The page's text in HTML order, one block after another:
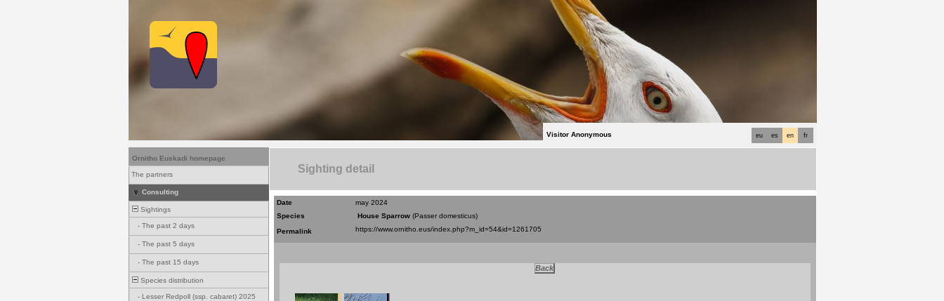
fr
en
es
eu
Visitor Anonymous
Ornitho Euskadi homepage
The partners
Consulting
Sightings
- The past 2 days
- The past 5 days
- The past 15 days
Species distribution
- Lesser Redpoll (ssp. cabaret) 2025
Sighting detail
Date
may 2024
Species
House Sparrow (Passer domesticus)
Permalink